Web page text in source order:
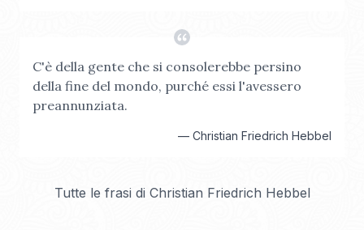
C'è della gente che si consolerebbe persino
della fine del mondo, purché essi l'avessero
preannunziata.
— Christian Friedrich Hebbel
Tutte le frasi di Christian Friedrich Hebbel